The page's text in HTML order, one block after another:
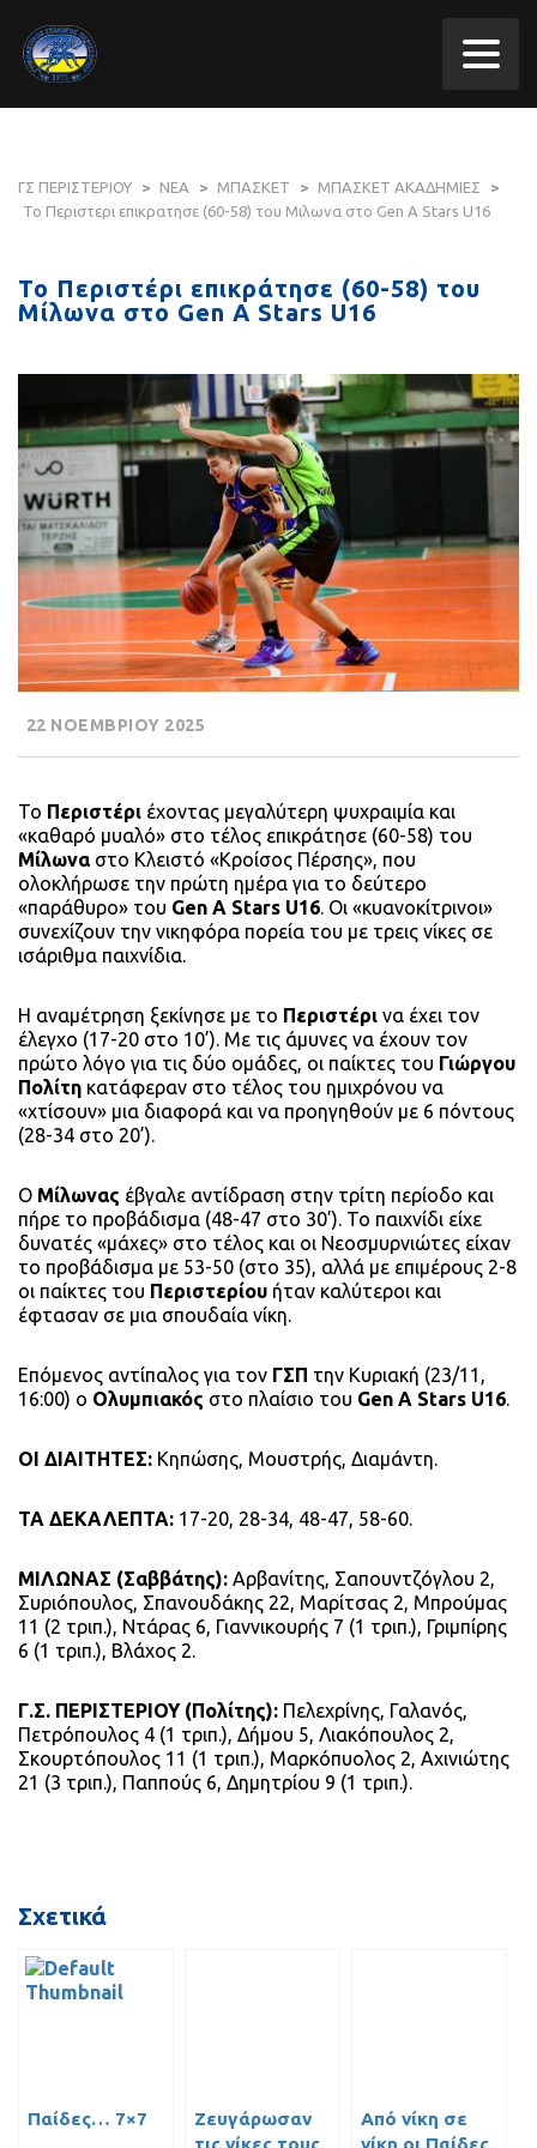
ΓΣ ΠΕΡΙΣΤΕΡΙΟΥ > ΝΕΑ > ΜΠΑΣΚΕΤ > ΜΠΑΣΚΕΤ ΑΚΑΔΗΜΙΕΣ
>
Το Περιστερι επικρατησε (60-58) του Μιλωνα στο Gen A Stars U16
Το Περιστέρι επικράτησε (60-58) του
Μίλωνα στο Gen A Stars U16
22 ΝΟΕΜΒΡΙΟΥ 2025
Το Περιστέρι έχοντας μεγαλύτερη ψυχραιμία και
«καθαρό μυαλό» στο τέλος επικράτησε (60-58) του
Μίλωναστο Κλειστό «Κροίσος Πέρσης», που
ολοκλήρωσε την πρώτη ημέρα για το δεύτερο
«παράθυρο» του Gen A Stars U16. Οι «κυανοκίτρινοι»
συνεχίζουν την νικηφόρα πορεία του με τρεις νίκες σε
ισάριθμα παιχνίδια.
Η αναμέτρηση ξεκίνησε με το Περιστέρι να έχει τον
έλεγχο (17-20 στο 10’). Με τις άμυνες να έχουν τον
πρώτο λόγο για τις δύο ομάδες, οι παίκτες του Γιώργου
Πολίτη κατάφεραν στο τέλος του ημιχρόνου να
«χτίσουν» μια διαφορά και να προηγηθούν με 6 πόντους
(28-34 στο 20’).
Ο Μίλωνας έβγαλε αντίδραση στην τρίτη περίοδο και
πήρε το προβάδισμα (48-47 στο 30’). Το παιχνίδι είχε
δυνατές «μάχες» στο τέλος και οι Νεοσμυρνιώτες είχαν
το προβάδισμα με 53-50 (στο 35), αλλά με επιμέρους 2-8
οι παίκτες του Περιστερίου ήταν καλύτεροι και
έφτασαν σε μια σπουδαία νίκη.
Επόμενος αντίπαλος για τον ΓΣΠ την Κυριακή (23/11,
16:00) ο Ολυμπιακός στο πλαίσιο του Gen A Stars U16.
ΟΙ ΔΙΑΙΤΗΤΕΣ: Κηπώσης, Μουστρής, Διαμάντη.
ΤΑ ΔΕΚΑΛΕΠΤΑ: 17-20, 28-34, 48-47, 58-60.
ΜΙΛΩΝΑΣ (Σαββάτης): Αρβανίτης, Σαπουντζόγλου 2,
Συριόπουλος, Σπανουδάκης 22, Μαρίτσας 2, Μπρούμας
11 (2 τριπ.), Ντάρας 6, Γιαννικουρής 7 (1 τριπ.), Γριμπίρης
6 (1 τριπ.), Βλάχος 2.
Γ.Σ. ΠΕΡΙΣΤΕΡΙΟΥ (Πολίτης): Πελεχρίνης, Γαλανός,
Πετρόπουλος 4 (1 τριπ.), Δήμου 5, Λιακόπουλος 2,
Σκουρτόπουλος 11 (1 τριπ.), Μαρκόπυολος 2, Αχινιώτης
21 (3 τριπ.), Παππούς 6, Δημητρίου 9 (1 τριπ.).
Σχετικά
Παίδες… 7×7
Ζευγάρωσαν
Από νίκη σε